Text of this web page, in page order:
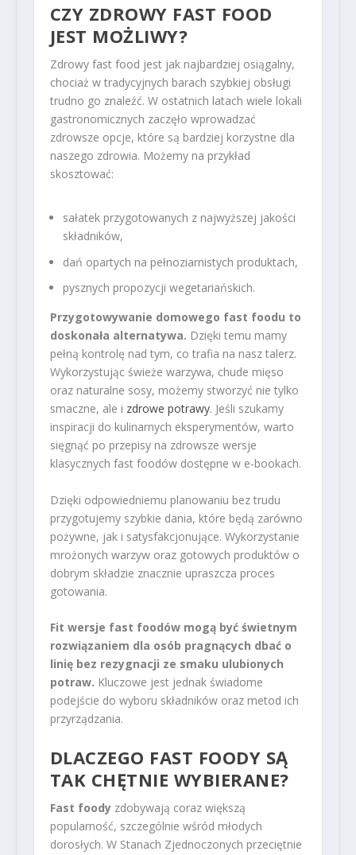
CZY ZDROWY FAST FOOD
JEST MOŻLIWY?
Zdrowy fast food jest jak najbardziej osiągalny,
chociaż w tradycyjnych barach szybkiej obsługi
trudno go znaleźć. W ostatnich latach wiele lokali
gastronomicznych zaczęło wprowadzać
zdrowsze opcje, które są bardziej korzystne dla
naszego zdrowia. Możemy na przykład
skosztować:
sałatek przygotowanych z najwyższej jakości
składników,
dań opartych na pełnoziarnistych produktach,
pysznych propozycji wegetariańskich.
Przygotowywanie domowego fast foodu to
doskonała alternatywa. Dzięki temu mamy
pełną kontrolę nad tym, co trafia na nasz talerz.
Wykorzystując świeże warzywa, chude mięso
oraz naturalne sosy, możemy stworzyć nie tylko
smaczne, ale i zdrowe potrawy. Jeśli szukamy
inspiracji do kulinarnych eksperymentów, warto
sięgnąć po przepisy na zdrowsze wersje
klasycznych fast foodów dostępne w e-bookach.
Dzięki odpowiedniemu planowaniu bez trudu
przygotujemy szybkie dania, które będą zarówno
pożywne, jak i satysfakcjonujące. Wykorzystanie
mrożonych warzyw oraz gotowych produktów o
dobrym składzie znacznie upraszcza proces
gotowania.
Fit wersje fast foodów mogą być świetnym
rozwiązaniem dla osób pragnących dbać o
linię bez rezygnacji ze smaku ulubionych
potraw. Kluczowe jest jednak świadome
podejście do wyboru składników oraz metod ich
przyrządzania.
DLACZEGO FAST FOODY SĄ
TAK CHĘTNIE WYBIERANE?
Fast foodyzdobywają coraz większą
popularność, szczególnie wśród młodych
dorosłych. W Stanach Zjednoczonych przeciętnie